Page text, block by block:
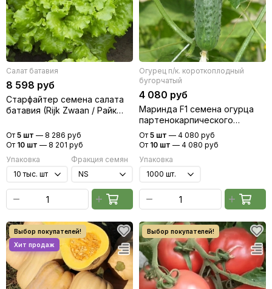
Салат батавия
8 598 руб
Старфайтер семена салата
батавия (Rijk Zwaan / Райк
От 5 шт — 8 286 руб
От 10 шт — 8 201 руб
Упаковка
Фракция семян
Огурец п/к. короткоплодный
бугорчатый
4 080 руб
Маринда F1 семена огурца
партенокарпического
(Seminis / Семинис)
От 5 шт — 4 080 руб
От 10 шт — 4 080 руб
Упаковка